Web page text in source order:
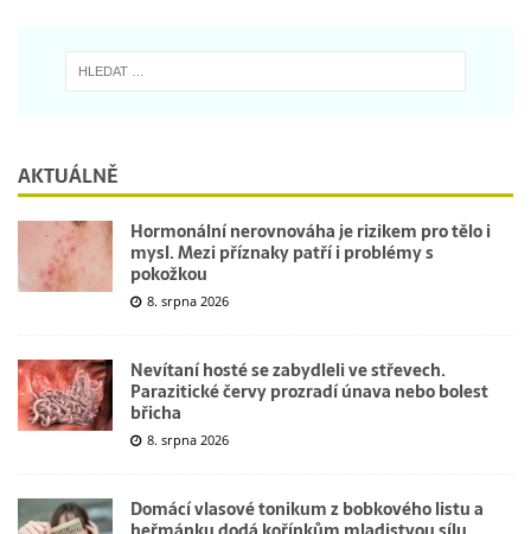
AKTUÁLNĚ
Hormonální nerovnováha je rizikem pro tělo i
mysl. Mezi příznaky patří i problémy s
pokožkou
8. srpna 2026
Nevítaní hosté se zabydleli ve střevech.
Parazitické červy prozradí únava nebo bolest
břicha
8. srpna 2026
Domácí vlasové tonikum z bobkového listu a